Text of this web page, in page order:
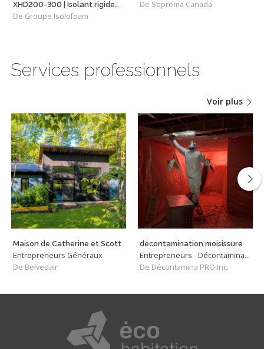
XHD200-300 | Isolant rigide
haute densité polyvalent
De Groupe Isolofoam
De Soprema Canada
Services professionnels
Voir plus
Maison de Catherine et Scott
Entrepreneurs Généraux
De Belvedair
décontamination moisissure
Entrepreneurs - Décontamination
De Décontamina PRO Inc.